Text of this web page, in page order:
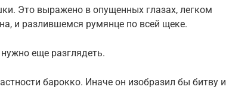
Это выражено в опущенных глазах, легком
и разлившемся румянце по всей щеке.
еще разглядеть.
барокко. Иначе он изобразил бы битву и